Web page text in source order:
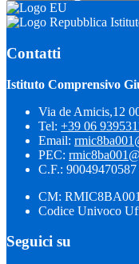
Contatti
Istituto Comprensivo
Via de Amicis,12
Tel: +39 06
Email:
PEC:
C.F.: 90049470587
CM: RMIC8BA001
Codice Univoco
Seguici su